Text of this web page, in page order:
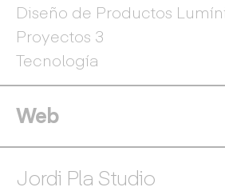
Diseño de Productos
Proyectos 3
Tecnología
Web
Jordi Pla Studio